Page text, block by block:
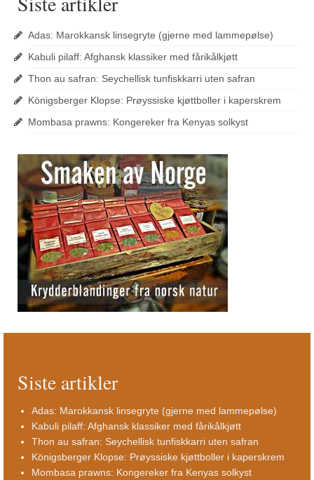
Adas: Marokkansk linsegryte (gjerne med lammepølse)
Kabuli pilaff: Afghansk klassiker med fårikålkjøtt
Thon au safran: Seychellisk tunfiskkarri uten safran
Königsberger Klopse: Prøyssiske kjøttboller i kaperskrem
Mombasa prawns: Kongereker fra Kenyas solkyst
Siste artikler
Adas: Marokkansk linsegryte (gjerne med lammepølse)
Kabuli pilaff: Afghansk klassiker med fårikålkjøtt
Thon au safran: Seychellisk tunfiskkarri uten safran
Königsberger Klopse: Prøyssiske kjøttboller i kaperskrem
Mombasa prawns: Kongereker fra Kenyas solkyst